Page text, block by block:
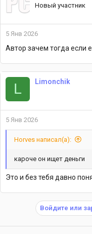
Новый участник
5 Янв 2026
Автор зачем тогда если
L Limonchik
5 Янв 2026
Horves написал(а):
кароче он ищет деньги
Это и без тебя давно
Войдите или